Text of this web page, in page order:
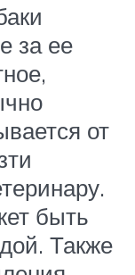
за ее
от
быть
Также